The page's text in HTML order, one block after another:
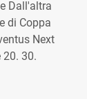
Dall'altra
di Coppa
Next
20. 30.